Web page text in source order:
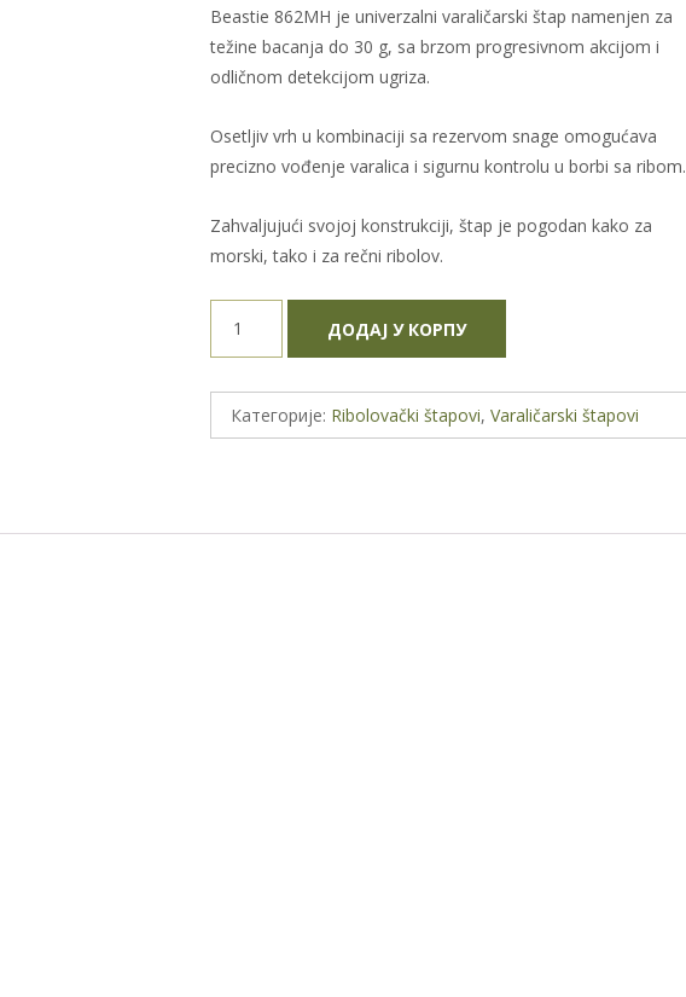
Beastie 862MH je univerzalni varaličarski štap namenjen za
težine bacanja do 30 g, sa brzom progresivnom akcijom i
odličnom detekcijom ugriza.
Osetljiv vrh u kombinaciji sa rezervom snage omogućava
precizno vođenje varalica i sigurnu kontrolu u borbi sa ribom.
Zahvaljujući svojoj konstrukciji, štap je pogodan kako za
morski, tako i za rečni ribolov.
Beastie
862MH
ДОДАЈ У КОРПУ
Категорије: Ribolovački štapovi,Varaličarski štapovi